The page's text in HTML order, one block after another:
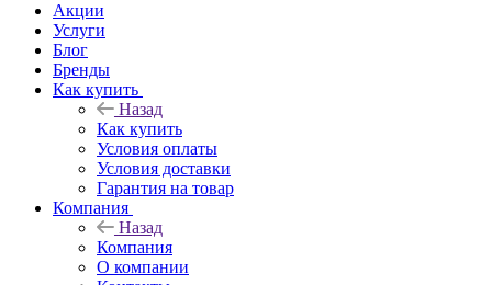
Акции
Услуги
Блог
Бренды
Как купить
Назад
Как купить
Условия оплаты
Условия доставки
Гарантия на товар
Компания
Назад
Компания
О компании